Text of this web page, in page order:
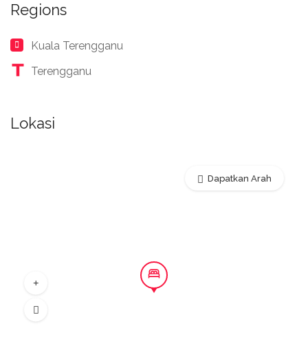
Regions
Kuala Terengganu
Terengganu
Lokasi
Dapatkan Arah